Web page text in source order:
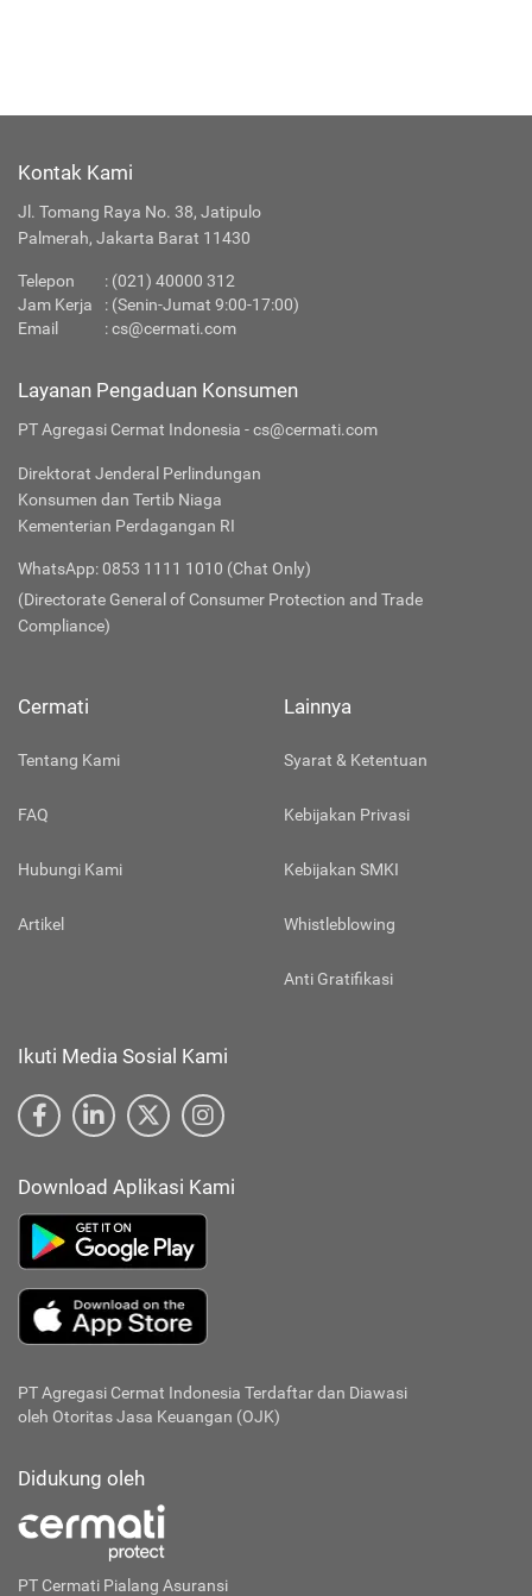
Kontak Kami
Jl. Tomang Raya No. 38, Jatipulo
Palmerah, Jakarta Barat 11430
Telepon : (021) 40000 312
Jam Kerja
: (Senin-Jumat 9:00-17:00)
Email
:cs@cermati.com
Layanan Pengaduan Konsumen
PT Agregasi Cermat Indonesia - cs@cermati.com
Direktorat Jenderal Perlindungan
Konsumen dan Tertib Niaga
Kementerian Perdagangan RI
WhatsApp: 0853 1111 1010 (Chat Only)
(Directorate General of Consumer Protection and Trade
Compliance)
Cermati
Tentang Kami
FAQ
Hubungi Kami
Artikel
Lainnya
Syarat & Ketentuan
Kebijakan Privasi
Kebijakan SMKI
Whistleblowing
Anti Gratifikasi
Ikuti Media Sosial Kami
Download Aplikasi Kami
PT Agregasi Cermat Indonesia Terdaftar dan Diawasi
oleh Otoritas Jasa Keuangan (OJK)
Didukung oleh
PT Cermati Pialang Asuransi